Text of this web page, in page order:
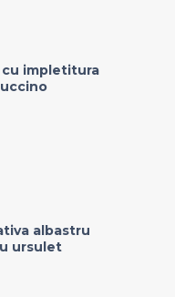
impletitura
albastru
ursulet